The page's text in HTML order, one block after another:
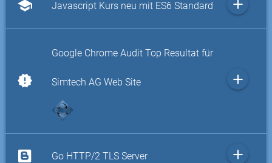
school Javascript Kurs neu mit ES6 Standard add
new_releases
Google Chrome Audit Top Resultat für
Simtech AG Web Site add
Go HTTP/2 TLS Server add